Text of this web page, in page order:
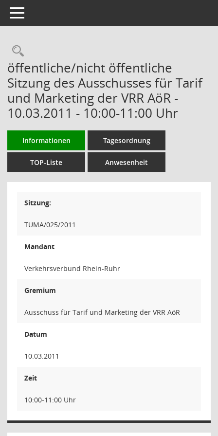
Toggle navigation
Rechercheauswahl
öffentliche/nicht öffentliche
Sitzung des Ausschusses für Tarif
und Marketing der VRR AöR -
10.03.2011 - 10:00-11:00 Uhr
Informationen Tagesordnung
TOP-Liste Anwesenheit
Sitzung:
TUMA/025/2011
Mandant
Verkehrsverbund Rhein-Ruhr
Gremium
Ausschuss für Tarif und Marketing der VRR AöR
Datum
10.03.2011
Zeit
10:00-11:00 Uhr